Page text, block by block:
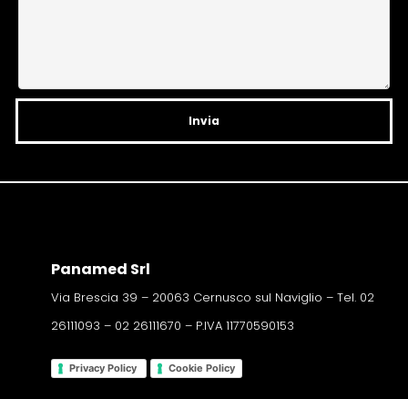
:
Panamed Srl
Via Brescia 39 – 20063 Cernusco sul Naviglio – Tel. 02
26111093 – 02 26111670 – P.IVA 11770590153
Privacy Policy Cookie Policy